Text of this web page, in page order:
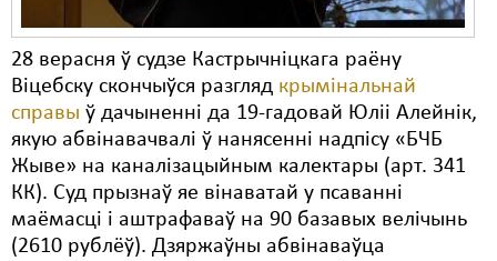
28 верасня ў судзе Кастрычніцкага раёну
Віцебску скончыўся разгляд крымінальнай
справы ў дачыненні да 19-гадовай Юліі Алейнік,
якую абвінавачвалі ў нанясенні надпісу «БЧБ
Жыве» на каналізацыйным калектары (арт. 341
КК). Суд прызнаў яе вінаватай у псаванні
маёмасці і аштрафаваў на 90 базавых велічынь
(2610 рублёў). Дзяржаўны абвінаваўца
Мігранты
Мірныя сходы
Палітвязьні
Праваабаронцы
Правы дзіцяці
Пэнітэнцыярная сыстэма